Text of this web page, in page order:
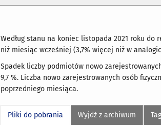
Według stanu na koniec listopada 2021 roku do
niż miesiąc wcześniej (3,7% więcej niż w
Spadek liczby podmiotów nowo
9,7 %. Liczba nowo zarejestrowanych osób
poprzedniego miesiąca.
Pliki do pobrania Wyjdź z archiwum